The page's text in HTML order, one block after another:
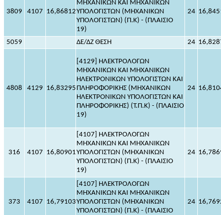
3809 4107 16,86812
ΜΗΧΑΝΙΚΩΝ ΚΑΙ ΜΗΧΑΝΙΚΩΝ
ΥΠΟΛΟΓΙΣΤΩΝ (ΜΗΧΑΝΙΚΩΝ
ΥΠΟΛΟΓΙΣΤΩΝ) (Π.Κ) - (ΠΛΑΙΣΙΟ
19)
24
5059 ΔΕ/ΔΖ ΘΕΣΗ 24
4808 4129 16,83295
[4129] ΗΛΕΚΤΡΟΛΟΓΩΝ
ΜΗΧΑΝΙΚΩΝ ΚΑΙ ΜΗΧΑΝΙΚΩΝ
ΗΛΕΚΤΡΟΝΙΚΩΝ ΥΠΟΛΟΓΙΣΤΩΝ ΚΑΙ
ΠΛΗΡΟΦΟΡΙΚΗΣ (ΜΗΧΑΝΙΚΩΝ
ΗΛΕΚΤΡΟΝΙΚΩΝ ΥΠΟΛΟΓΙΣΤΩΝ ΚΑΙ
ΠΛΗΡΟΦΟΡΙΚΗΣ) (Τ.Π.Κ) - (ΠΛΑΙΣΙΟ
19)
24
316 4107 16,80901
[4107] ΗΛΕΚΤΡΟΛΟΓΩΝ
ΜΗΧΑΝΙΚΩΝ ΚΑΙ ΜΗΧΑΝΙΚΩΝ
ΥΠΟΛΟΓΙΣΤΩΝ (ΜΗΧΑΝΙΚΩΝ
ΥΠΟΛΟΓΙΣΤΩΝ) (Π.Κ) - (ΠΛΑΙΣΙΟ
19)
24
373 4107 16,79103
[4107] ΗΛΕΚΤΡΟΛΟΓΩΝ
ΜΗΧΑΝΙΚΩΝ ΚΑΙ ΜΗΧΑΝΙΚΩΝ
ΥΠΟΛΟΓΙΣΤΩΝ (ΜΗΧΑΝΙΚΩΝ
ΥΠΟΛΟΓΙΣΤΩΝ) (Π.Κ) - (ΠΛΑΙΣΙΟ
24